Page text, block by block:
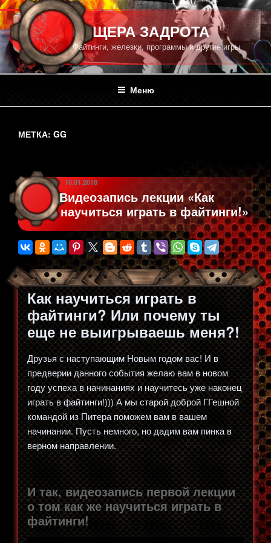
Перейти
к
содержимому
ПЕЩЕРА ЗАДРОТА
Файтинги, железки, программы и другие игры
Меню
МЕТКА: GG
ОПУБЛИКОВАНО
10.01.2018
Видеозапись лекции «Как
научиться играть в файтинги!»
Как научиться играть в
файтинги? Или почему ты
еще не выигрываешь меня?!
Друзья с наступающим Новым годом вас! И в
предверии данного события желаю вам в новом
году успеха в начинаниях и научитесь уже наконец
играть в файтинги!))) А мы старой доброй ГГешной
командой из Питера поможем вам в вашем
начинании. Пусть немного, но дадим вам пинка в
верном направлении.
И так, видеозапись первой лекции
о том как же научиться играть в
файтинги!